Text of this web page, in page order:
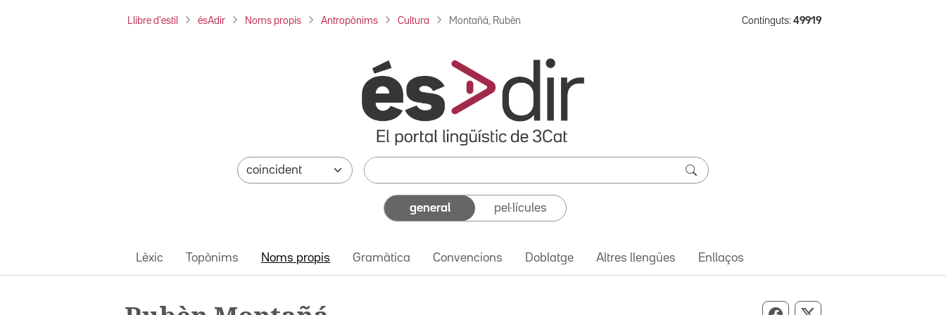
Llibre d'estil ésAdir Noms propis Antropònims Cultura Montañá, Rubèn Continguts: 49919
general pel·lícules
Lèxic Topònims Noms propis Gramàtica Convencions Doblatge Altres llengües Enllaços